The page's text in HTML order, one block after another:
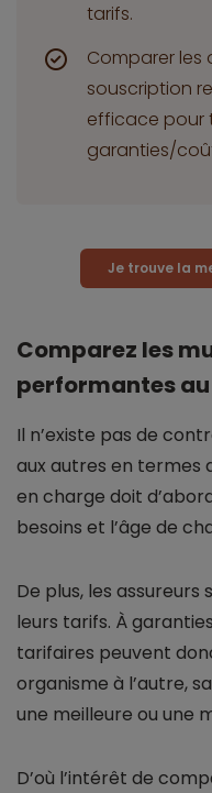
tarifs.
Comparer
souscription
efficace pour
garanties/
Je trouve la
Comparez les
performantes
Il n’existe pas de
aux autres en termes
en charge doit
besoins et l’âge de
De plus, les
leurs tarifs. À
tarifaires peuvent
organisme à l’autre,
une meilleure ou une
D’où l’intérêt de